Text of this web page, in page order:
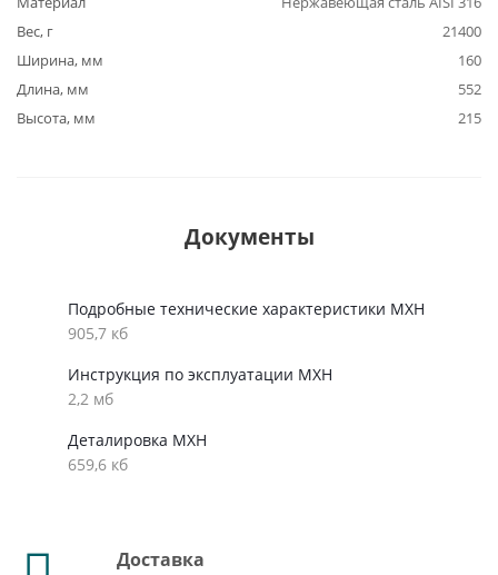
Вес, г
21400
Ширина, мм
160
Длина, мм
552
Высота, мм
215
Документы
Подробные технические характеристики MXH
905,7 кб
Инструкция по эксплуатации MXH
2,2 мб
Деталировка MXH
659,6 кб
Доставка